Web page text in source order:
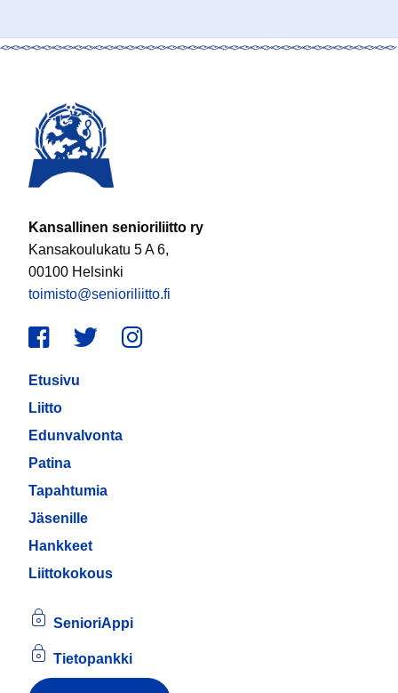
Kansallinen senioriliitto ry
Kansakoulukatu 5 A 6,
00100 Helsinki
toimisto@senioriliitto.fi
Facebook
TwitterInstagram
Etusivu
Liitto
Edunvalvonta
Patina
Tapahtumia
Jäsenille
Hankkeet
Liittokokous
SenioriAppi
Tietopankki